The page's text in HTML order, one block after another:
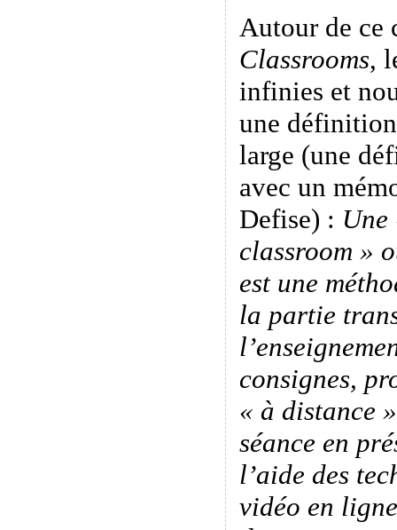
Autour de ce
Classrooms,
infinies et
une
large (une
avec un
Defise) :
classroom »
est une
la partie
consignes,
« à distance
séance en
l’aide des
vidéo en